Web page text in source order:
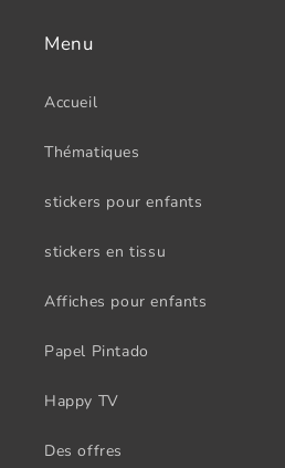
Menu
Accueil
Thématiques
stickers pour enfants
stickers en tissu
Affiches pour enfants
Papel Pintado
Happy TV
Des offres